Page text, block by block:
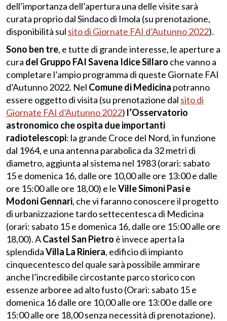
dell’importanza dell’apertura una delle visite sarà
curata proprio dal Sindaco di Imola (su prenotazione,
disponibilità sul sito di Giornate FAI d’Autunno 2022).
Sono ben tre, e tutte di grande interesse, le aperture a
cura del Gruppo FAI Savena Idice Sillaro che vanno a
completare l’ampio programma di queste Giornate FAI
d’Autunno 2022. Nel Comune di Medicina potranno
essere oggetto di visita (su prenotazione dal sito di
Giornate FAI d’Autunno 2022) l’Osservatorio
astronomico che ospita due importanti
radiotelescopi: la grande Croce del Nord, in funzione
dal 1964, e una antenna parabolica da 32 metri di
diametro, aggiunta al sistema nel 1983 (orari: sabato
15 e domenica 16, dalle ore 10,00 alle ore 13:00 e dalle
ore 15:00 alle ore 18,00) e leVille Simoni Pasi e
Modoni Gennari, che vi faranno conoscere il progetto
di urbanizzazione tardo settecentesca di Medicina
(orari: sabato 15 e domenica 16, dalle ore 15:00 alle ore
18,00). ACastel San Pietro è invece aperta la
splendidaVilla La Riniera, edificio di impianto
cinquecentesco del quale sarà possibile ammirare
anche l’incredibile circostante parco storico con
essenze arboree ad alto fusto (Orari: sabato 15 e
domenica 16 dalle ore 10,00 alle ore 13:00 e dalle ore
15:00 alle ore 18,00 senza necessità di prenotazione).